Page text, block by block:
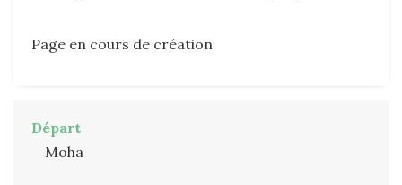
Page en cours de création
Départ
Moha